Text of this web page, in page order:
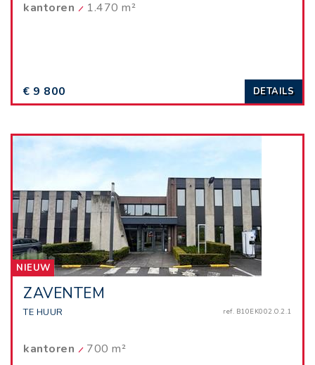
kantoren 1.470 m²
€ 9 800 DETAILS
NIEUW
ZAVENTEM
TE HUUR ref. B10EK002.O.2.1
kantoren 700 m²